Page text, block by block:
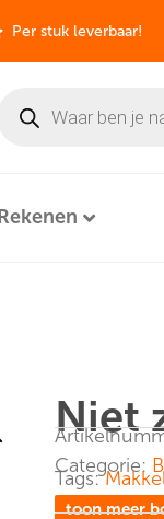
Per stuk leverbaar!
Rekenen
Niet
Categorie:
Tags:
toon meer